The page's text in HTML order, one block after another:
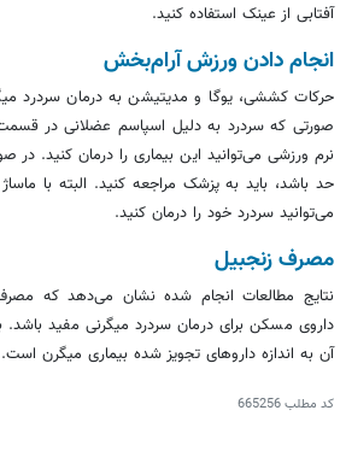
آفتابی از عینک استفاده کنید.
انجام دادن ورزش آرام‌بخش
حرکات کششی، یوگا و مدیتیشن به درمان سردرد
صورتی که سردرد به دلیل اسپاسم عضلانی در قسمت
نرم ورزشی می‌توانید این بیماری را درمان کنید.
حد باشد، باید به پزشک مراجعه کنید. البته با
می‌توانید سردرد خود را درمان کنید.
مصرف زنجبیل
نتایج مطالعات انجام شده نشان می‌دهد که
داروی مسکن برای درمان سردرد میگرنی مفید باشد.
آن به اندازه داروهای تجویز شده بیماری میگرن است.
کد مطلب665256